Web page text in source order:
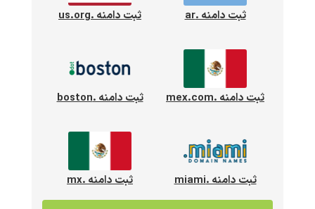
ثبت دامنه .ar ثبت دامنه .us.org
ثبت دامنه .mex.com ثبت دامنه .boston
ثبت دامنه .miami ثبت دامنه .mx